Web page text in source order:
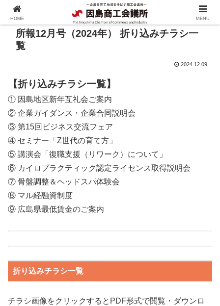
所報12月号（2024年） 折り込みチラシ一
覧
2024.12.09
【折り込みチラシ一覧】
① 因島地区新年互礼会ご案内
② 企業ガイダンス・企業合同説明会
③ 第15回ビジネス交流フェア
④ セミナー「Z世代の育て方」
⑤ 講演会「復職支援（リワーク）について」
⑥ カイロプラクティック認定ライセンス取得説明会
⑦ 骨盤調整＆ヘッドスパ体験会
⑧ マル経融資制度
⑨ 広島県最低賃金のご案内
折り込みチラシ一覧
チラシ画像をクリックするとPDF形式で閲覧・ダウンロ
HOME MENU